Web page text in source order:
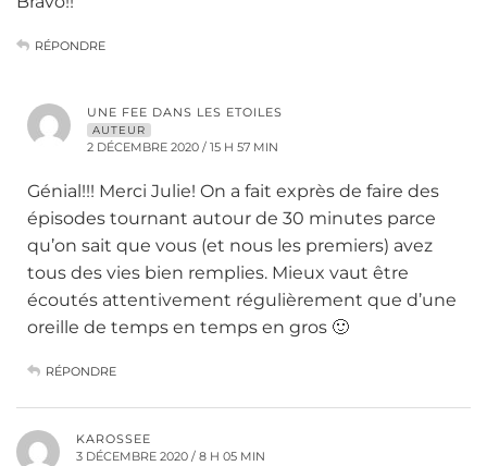
RÉPONDRE
UNE FEE DANS LES ETOILES
AUTEUR
2 DÉCEMBRE 2020 / 15 H 57 MIN
Génial!!! Merci Julie! On a fait exprès de faire des
épisodes tournant autour de 30 minutes parce
qu’on sait que vous (et nous les premiers) avez
tous des vies bien remplies. Mieux vaut être
écoutés attentivement régulièrement que d’une
oreille de temps en temps en gros 🙂
RÉPONDRE
KAROSSEE
3 DÉCEMBRE 2020 / 8 H 05 MIN